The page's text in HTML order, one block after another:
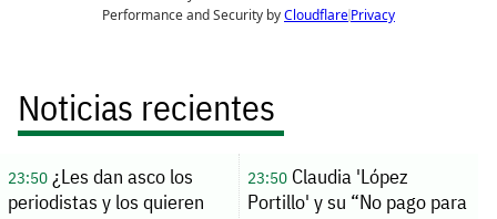
Noticias recientes
23:50¿Les dan asco los
periodistas y los quieren
23:50Claudia 'López
Portillo' y su “No pago para